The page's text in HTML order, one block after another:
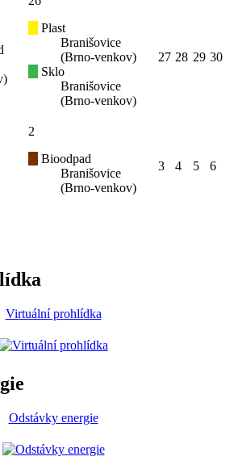
Plast
Branišovice
(Brno-venkov)
Sklo
Branišovice
(Brno-venkov)
27 28 29 30
2
Bioodpad
Branišovice
(Brno-venkov)
3 4 5 6
Virtuální prohlídka
Odstávky energie